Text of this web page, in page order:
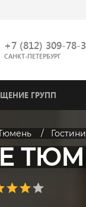
+7 (812) 309-78-
САНКТ-ПЕТЕРБУРГ
ГРУПП